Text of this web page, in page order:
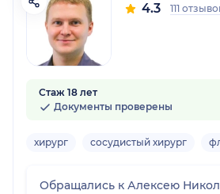
4.3 111
Стаж 18 лет
Документы проверены
хирург сосудистый хирург
Обращались к Алексею